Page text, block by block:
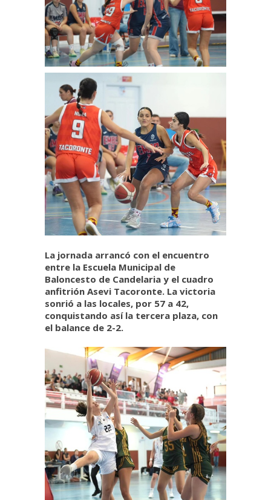
La jornada arrancó con el encuentro
entre la Escuela Municipal de
Baloncesto de Candelaria y el cuadro
anfitrión Asevi Tacoronte. La victoria
sonrió a las locales, por 57 a 42,
conquistando así la tercera plaza, con
el balance de 2-2.